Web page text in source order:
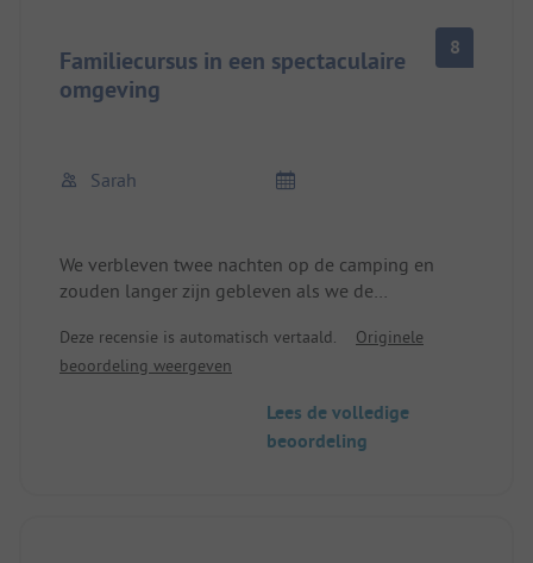
Familiecursus in een spectaculaire
omgeving
8
Sarah
We verbleven twee nachten op de camping en
zouden langer zijn gebleven als we de
geboekt. Het personeel is supervriendelijk, de hele
sfeer op de camping is erg prettig, wat wordt
hoogtepunt is de ligging aan zee en het uitzicht
op de rotsformaties. Het sanitair is schoon en
Deze recensie is automatisch vertaald.
Originele
beoordeling weergeven
Lees de volledige
beoordeling